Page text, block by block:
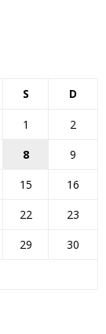
S D
1
2
8
9
15
16
22
23
29
30